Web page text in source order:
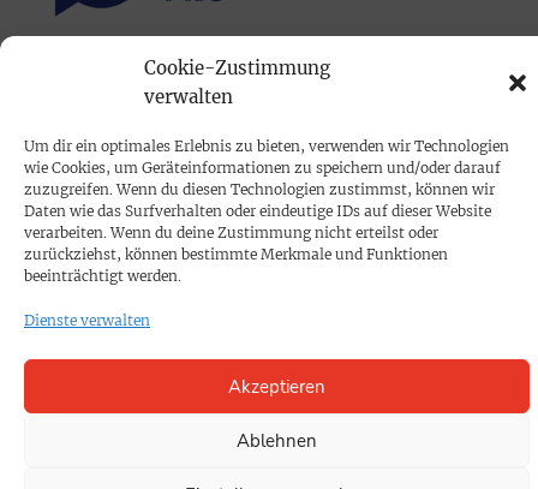
Cookie-Zustimmung
verwalten
Um dir ein optimales Erlebnis zu bieten, verwenden wir Technologien
wie Cookies, um Geräteinformationen zu speichern und/oder darauf
zuzugreifen. Wenn du diesen Technologien zustimmst, können wir
Daten wie das Surfverhalten oder eindeutige IDs auf dieser Website
verarbeiten. Wenn du deine Zustimmung nicht erteilst oder
zurückziehst, können bestimmte Merkmale und Funktionen
beeinträchtigt werden.
Dienste verwalten
Akzeptieren
Ablehnen
PRINTAUSGABE
PROKOMPAKT
Impressum
SPENDEN
Datenschutz